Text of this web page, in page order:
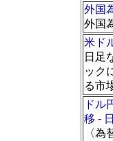
外国
外国
米ド
日足
ック
る市
ドル
移 -
〈